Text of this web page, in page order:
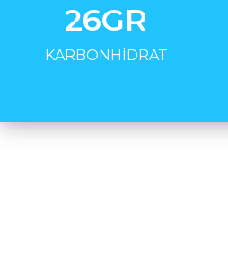
26GR
KARBONHİDRAT